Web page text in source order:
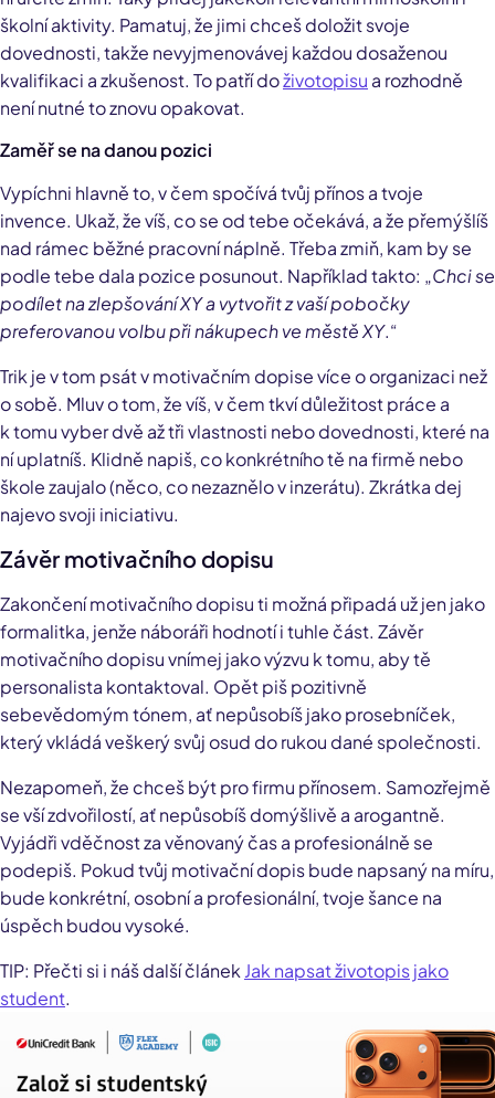
školní aktivity. Pamatuj, že jimi chceš doložit svoje
dovednosti, takže nevyjmenovávej každou dosaženou
kvalifikaci a zkušenost. To patří doživotopisu a rozhodně
není nutné to znovu opakovat.
Zaměř se na danou pozici
Vypíchni hlavně to, v čem spočívá tvůj přínos a tvoje
invence. Ukaž, že víš, co se od tebe očekává, a že přemýšlíš
nad rámec běžné pracovní náplně. Třeba zmiň, kam by se
podle tebe dala pozice posunout. Například takto: „Chci se
podílet na zlepšování XY a vytvořit z vaší pobočky
preferovanou volbu při nákupech ve městě XY.“
Trik je v tom psát v motivačním dopise více o organizaci než
o sobě. Mluv o tom, že víš, v čem tkví důležitost práce a
k tomu vyber dvě až tři vlastnosti nebo dovednosti, které na
ní uplatníš. Klidně napiš, co konkrétního tě na firmě nebo
škole zaujalo (něco, co nezaznělo v inzerátu). Zkrátka dej
najevo svoji iniciativu.
Závěr motivačního dopisu
Zakončení motivačního dopisu ti možná připadá už jen jako
formalitka, jenže náboráři hodnotí i tuhle část. Závěr
motivačního dopisu vnímej jako výzvu k tomu, aby tě
personalista kontaktoval. Opět piš pozitivně
sebevědomým tónem, ať nepůsobíš jako prosebníček,
který vkládá veškerý svůj osud do rukou dané společnosti.
Nezapomeň, že chceš být pro firmu přínosem. Samozřejmě
se vší zdvořilostí, ať nepůsobíš domýšlivě a arogantně.
Vyjádři vděčnost za věnovaný čas a profesionálně se
podepiš. Pokud tvůj motivační dopis bude napsaný na míru,
bude konkrétní, osobní a profesionální, tvoje šance na
úspěch budou vysoké.
TIP: Přečti si i náš další článek Jak napsat životopis jako
student.